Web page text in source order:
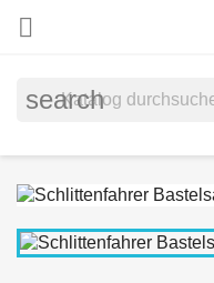

search